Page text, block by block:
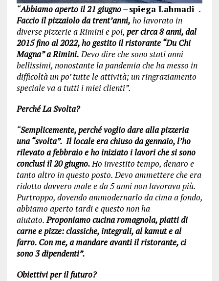
“Abbiamo aperto il 21 giugno –spiega Lahmadi -.
Faccio il pizzaiolo da trent’anni, ho lavorato in
diverse pizzerie a Rimini e poi, per circa 8 anni, dal
2015 fino al 2022, ho gestito il ristorante “Du Chi
Magna” a Rimini.Devo dire che sono stati anni
bellissimi, nonostante la pandemia che ha messo in
difficoltà un po’ tutte le attività; un ringraziamento
speciale va a tutti i miei clienti”.
Perché La Svolta?
“Semplicemente, perché voglio dare alla pizzeria
una “svolta”. Il locale era chiuso da gennaio, l’ho
rilevato a febbraio e ho iniziato i lavori che si sono
conclusi il 20 giugno.Ho investito tempo, denaro e
tanto altro in questo posto. Devo ammettere che era
ridotto davvero male e da 5 anni non lavorava più.
Purtroppo, dovendo ammodernarlo da cima a fondo,
abbiamo aperto tardi e questo non ha
aiutato.Proponiamo cucina romagnola, piatti di
carne e pizze: classiche, integrali, al kamut e al
farro. Con me, a mandare avanti il ristorante, ci
sono 3 dipendenti”.
Obiettivi per il futuro?